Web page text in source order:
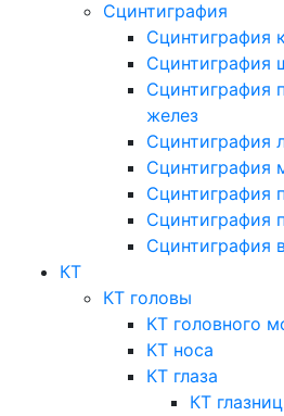
Сцинтиграфия
Сцинтиграфия
Сцинтиграфия
Сцинтиграфия
желез
Сцинтиграфия
Сцинтиграфия
Сцинтиграфия
Сцинтиграфия
Сцинтиграфия
КТ
КТ головы
КТ головного
КТ носа
КТ глаза
КТ глазниц